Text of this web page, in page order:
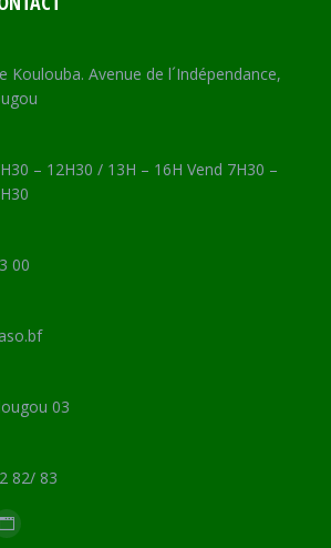
Koulouba. Avenue de l´Indépendance,
– 12H30 / 13H – 16H Vend 7H30 –
00
03
82/ 83
Site